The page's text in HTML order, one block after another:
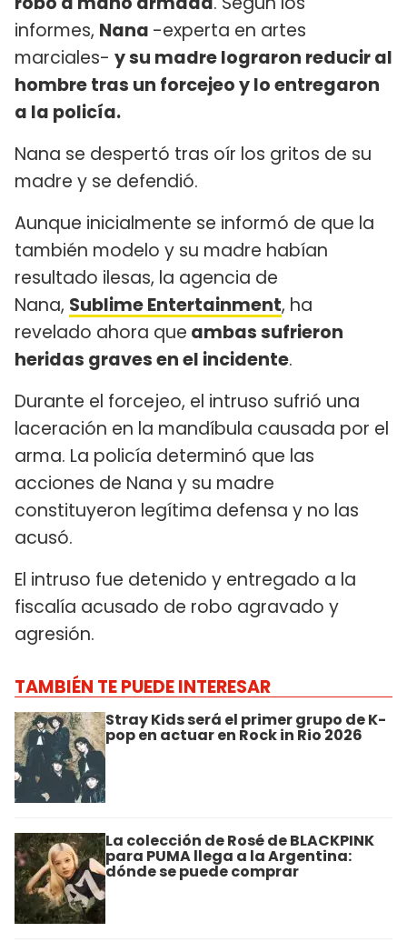
informes, Nana -experta en artes
marciales- y su madre lograron reducir al
hombre tras un forcejeo y lo entregaron
a la policía.
Nana se despertó tras oír los gritos de su
madre y se defendió.
Aunque inicialmente se informó de que la
también modelo y su madre habían
resultado ilesas, la agencia de
Nana, Sublime Entertainment, ha
revelado ahora que ambas sufrieron
heridas graves en el incidente.
Durante el forcejeo, el intruso sufrió una
laceración en la mandíbula causada por el
arma. La policía determinó que las
acciones de Nana y su madre
constituyeron legítima defensa y no las
acusó.
El intruso fue detenido y entregado a la
fiscalía acusado de robo agravado y
agresión.
TAMBIÉN TE PUEDE INTERESAR
Stray Kids será el primer grupo de K-
pop en actuar en Rock in Rio 2026
La colección de Rosé de BLACKPINK
para PUMA llega a la Argentina:
dónde se puede comprar